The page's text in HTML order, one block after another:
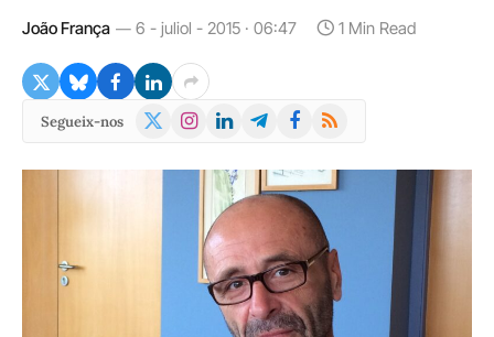
João França 6 - juliol - 2015 · 06:47 1 Min Read
Segueix-nos
X
Instagram
LinkedInTelegramFacebook
RSS